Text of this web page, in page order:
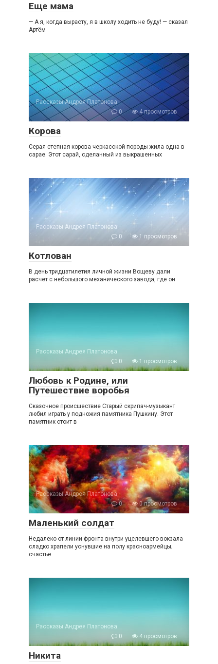
Еще мама
— А я, когда вырасту, я в школу ходить не буду! — сказал
Артём
Рассказы Андрея Платонова
0
4 просмотров
Корова
Серая степная корова черкасской породы жила одна в
сарае. Этот сарай, сделанный из выкрашенных
Рассказы Андрея Платонова
0
1 просмотров
Котлован
В день тридцатилетия личной жизни Вощеву дали
расчет с небольшого механического завода, где он
Рассказы Андрея Платонова
0
1 просмотров
Любовь к Родине, или
Путешествие воробья
Сказочное происшествие Старый скрипач-музыкант
любил играть у подножия памятника Пушкину. Этот
памятник стоит в
Рассказы Андрея Платонова
0
0 просмотров
Маленький солдат
Недалеко от линии фронта внутри уцелевшего вокзала
сладко храпели уснувшие на полу красноармейцы;
счастье
Рассказы Андрея Платонова
0
4 просмотров
Никита